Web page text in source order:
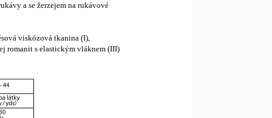
a se žerzejem na rukávové
viskózová tkanina (I),
romanit s elastickým vláknem (III)